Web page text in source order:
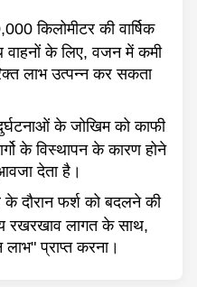
किलोमीटर की वार्षिक
वाहनों के लिए, वजन में कमी
लाभ उत्पन्न कर सकता
के जोखिम को काफी
के विस्थापन के कारण होने
देता है।
दौरान फर्श को बदलने की
रखरखाव लागत के साथ,
प्राप्त करना।